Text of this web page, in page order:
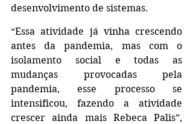
desenvolvimento de sistemas.
“Essa atividade já vinha crescendo
antes da pandemia, mas com o
isolamento social e todas as
mudanças provocadas pela
pandemia, esse processo se
intensificou, fazendo a atividade
crescer ainda mais Rebeca Palis”,